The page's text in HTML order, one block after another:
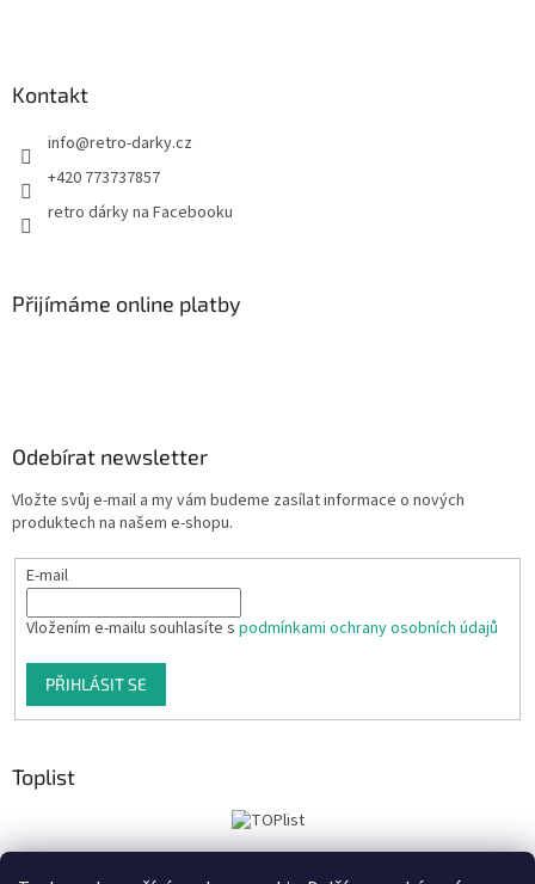
Kontakt
info@retro-darky.cz
+420 773737857
retro dárky na Facebooku
Přijímáme online platby
Odebírat newsletter
Vložte svůj e-mail a my vám budeme zasílat informace o nových
produktech na našem e-shopu.
E-mail
Vložením e-mailu souhlasíte s podmínkami ochrany osobních údajů
PŘIHLÁSIT SE
Toplist